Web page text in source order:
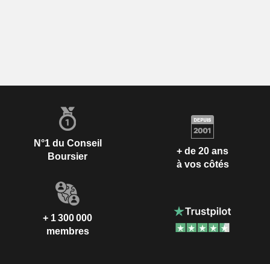
N°1 du Conseil
Boursier
+ de 20 ans
à vos côtés
+ 1 300 000
membres